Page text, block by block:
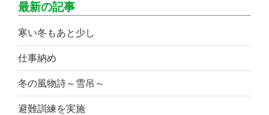
最新の記事
寒い冬もあと少し
仕事納め
冬の風物詩～雪吊～
避難訓練を実施